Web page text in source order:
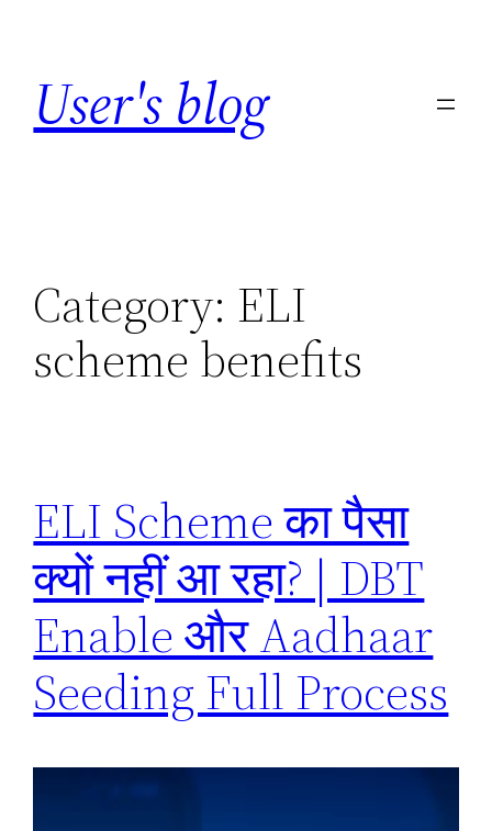
content
User's blog
Category: ELI
scheme benefits
ELI Scheme का पैसा
क्यों नहीं आ रहा? | DBT
Enable और Aadhaar
Seeding Full Process